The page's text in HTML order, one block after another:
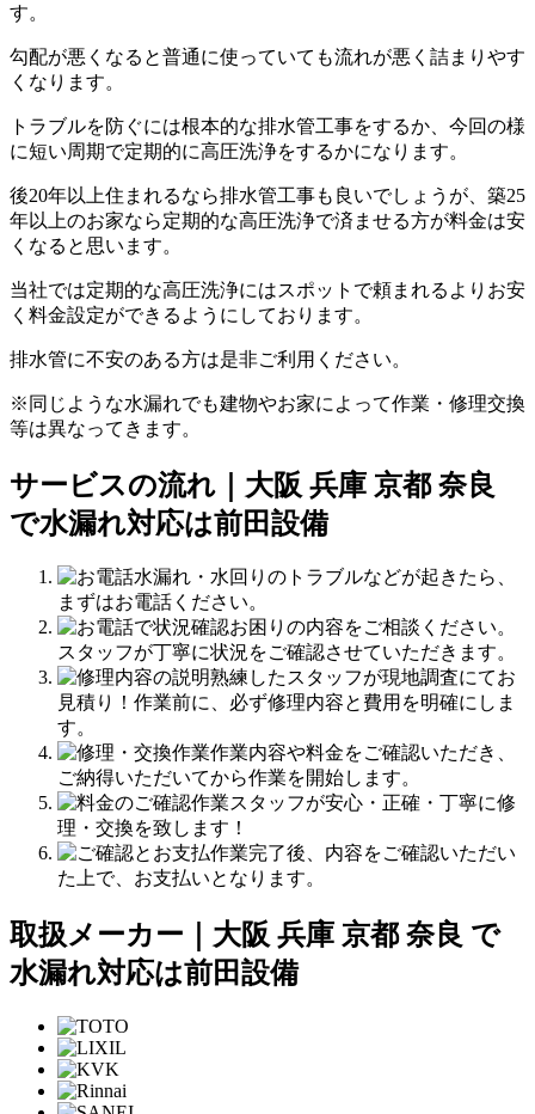
す。
勾配が悪くなると普通に使っていても流れが悪く詰まりやす
くなります。
トラブルを防ぐには根本的な排水管工事をするか、今回の様
に短い周期で定期的に高圧洗浄をするかになります。
後20年以上住まれるなら排水管工事も良いでしょうが、築25
年以上のお家なら定期的な高圧洗浄で済ませる方が料金は安
くなると思います。
当社では定期的な高圧洗浄にはスポットで頼まれるよりお安
く料金設定ができるようにしております。
排水管に不安のある方は是非ご利用ください。
※同じような水漏れでも建物やお家によって作業・修理交換
等は異なってきます。
サービスの流れ｜大阪 兵庫 京都 奈良
で水漏れ対応は前田設備
水漏れ・水回りのトラブルなどが起きたら、
まずはお電話ください。
お困りの内容をご相談ください。
スタッフが丁寧に状況をご確認させていただきます。
熟練したスタッフが現地調査にてお
見積り！作業前に、必ず修理内容と費用を明確にしま
す。
作業内容や料金をご確認いただき、
ご納得いただいてから作業を開始します。
作業スタッフが安心・正確・丁寧に修
理・交換を致します！
作業完了後、内容をご確認いただい
た上で、お支払いとなります。
取扱メーカー｜大阪 兵庫 京都 奈良 で
水漏れ対応は前田設備